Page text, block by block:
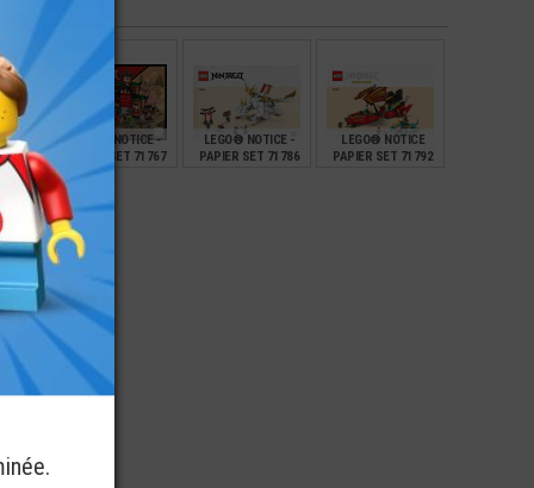
6,90
-
LEGO® NOTICE -
PAPIER SET 71767
NINJAGO LE TEMPLE
LEGO® NOTICE -
PAPIER SET 71786
LEGO® NOTICE
PAPIER SET 71792